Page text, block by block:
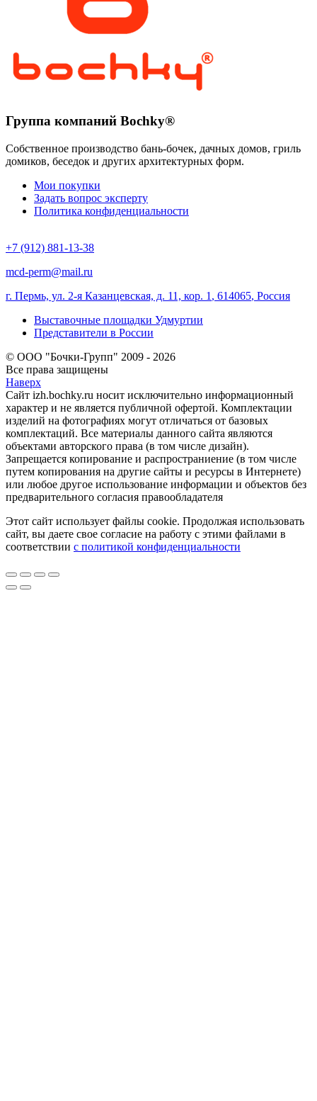
Группа компаний Bochky®
Собственное производство бань-бочек, дачных домов, гриль
домиков, беседок и других архитектурных форм.
Мои покупки
Задать вопрос эксперту
Политика конфиденциальности
+7 (912) 881-13-38
mcd-perm@mail.ru
г. Пермь, ул. 2-я Казанцевская, д. 11, кор. 1 , 614065, Россия
Выставочные площадки Удмуртии
Представители в России
© ООО "Бочки-Групп" 2009 - 2026
Все права защищены
Наверх
Сайт izh.bochky.ru носит исключительно информационный
характер и не является публичной офертой. Комплектации
изделий на фотографиях могут отличаться от базовых
комплектаций. Все материалы данного сайта являются
объектами авторского права (в том числе дизайн).
Запрещается копирование и распространиение (в том числе
путем копирования на другие сайты и ресурсы в Интернете)
или любое другое использование информации и объектов без
предварительного согласия правообладателя
Этот сайт использует файлы cookie. Продолжая использовать
сайт, вы даете свое согласие на работу с этими файлами в
соответствии с политикой конфиденциальности